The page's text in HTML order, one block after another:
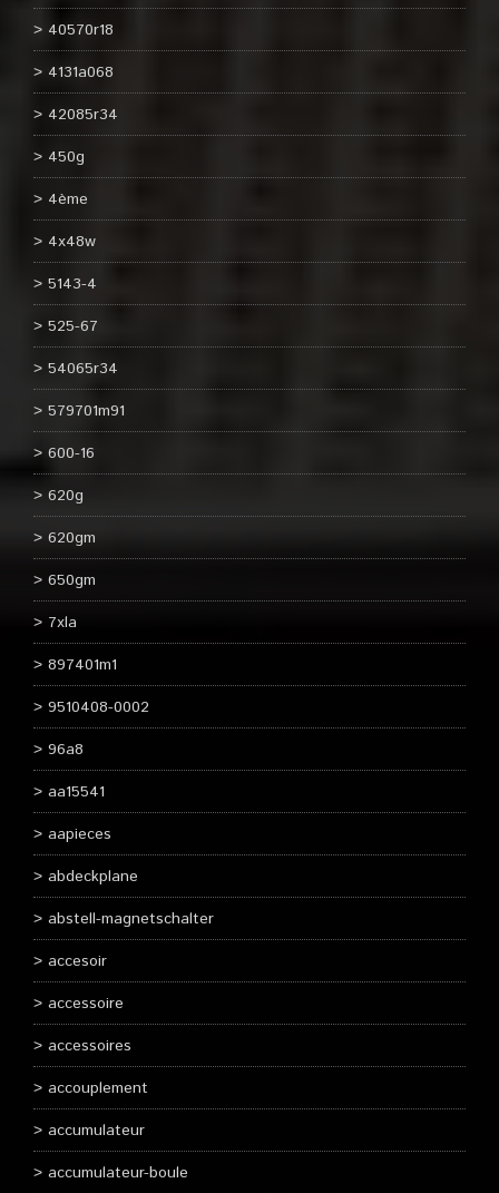
40570r18
4131a068
42085r34
450g
4ème
4x48w
5143-4
525-67
54065r34
579701m91
600-16
620g
620gm
650gm
7xla
897401m1
9510408-0002
96a8
aa15541
aapieces
abdeckplane
abstell-magnetschalter
accesoir
accessoire
accessoires
accouplement
accumulateur
accumulateur-boule